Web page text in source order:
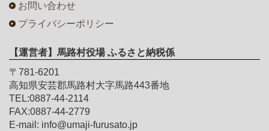
お問い合わせ
プライバシーポリシー
【運営者】馬路村役場 ふるさと納税係
〒781-6201
高知県安芸郡馬路村大字馬路443番地
TEL:0887-44-2114
FAX:0887-44-2779
E-mail: info@umaji-furusato.jp